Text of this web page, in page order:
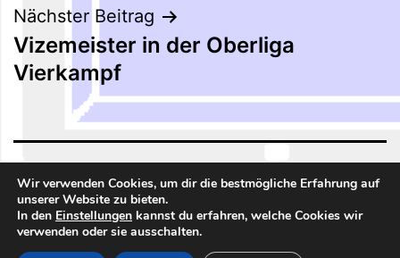
Nächster Beitrag
Vizemeister in der Oberliga
Vierkampf
BILLARDUNION NORD 01
Stolz präsentiert vonWordPress.
Wir verwenden Cookies, um dir die bestmögliche Erfahrung auf
unserer Website zu bieten.
In den Einstellungen kannst du erfahren, welche Cookies wir
verwenden oder sie ausschalten.